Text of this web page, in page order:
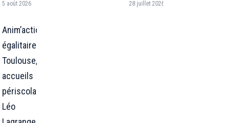
5 août 2026 28 juillet 2026
Anim’action
égalitaire : à
Toulouse, 4
accueils
périscolaires
Léo